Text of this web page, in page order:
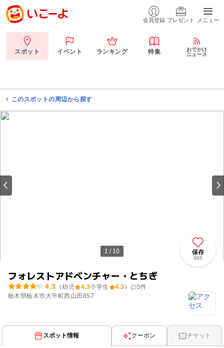
会員登録 プレゼント メニュー
スポット イベント ランキング 特集
おでかけ
ニュース
このスポットの周辺から探す
1 / 10
フォレストアドベンチャー・とちぎ
4.3 （幼児 4.3小学生 4.3 ） 5件
栃木県栃木市大平町西山田857
保存
985
スポット情報 クーポン チケット